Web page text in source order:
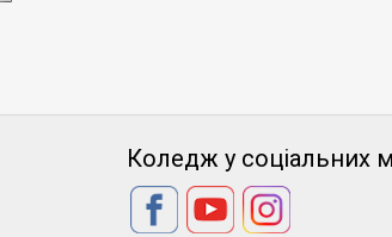
Коледж у соціальних